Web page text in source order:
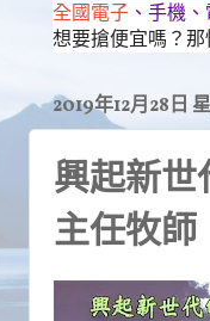
全國電子 、手機
想要搶便宜嗎？那
2019年12月28日
興起新世
主任牧師